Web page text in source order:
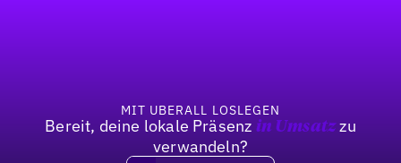
MIT UBERALL LOSLEGEN
Bereit, deine lokale Präsenz in Umsatzzu
verwandeln?